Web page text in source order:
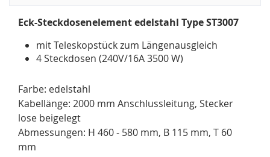
Eck-Steckdosenelementedelstahl Type ST3007
mit Teleskopstück zum Längenausgleich
4 Steckdosen (240V/16A 3500 W)
Farbe: edelstahl
Kabellänge: 2000 mm Anschlussleitung, Stecker
lose beigelegt
Abmessungen: H 460 - 580 mm, B 115 mm, T 60
mm